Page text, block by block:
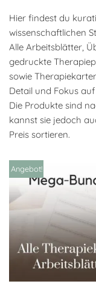
Hier findest du
wissenschaftlichen
Alle Arbeitsblätter,
gedruckte
sowie
Detail und Fokus
Die Produkte sind
kannst sie jedoch
Preis sortieren.
Angebot!